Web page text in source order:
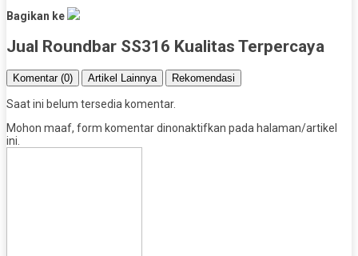
Bagikan ke
Jual Roundbar SS316 Kualitas Terpercaya
Komentar (0) Artikel Lainnya Rekomendasi
Saat ini belum tersedia komentar.
Mohon maaf, form komentar dinonaktifkan pada halaman/artikel
ini.